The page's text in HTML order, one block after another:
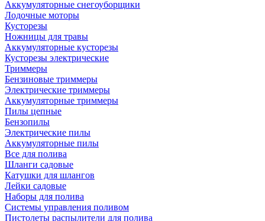
Аккумуляторные снегоуборщики
Лодочные моторы
Кусторезы
Ножницы для травы
Аккумуляторные кусторезы
Кусторезы электрические
Триммеры
Бензиновые триммеры
Электрические триммеры
Аккумуляторные триммеры
Пилы цепные
Бензопилы
Электрические пилы
Аккумуляторные пилы
Все для полива
Шланги садовые
Катушки для шлангов
Лейки садовые
Наборы для полива
Системы управления поливом
Пистолеты распылители для полива